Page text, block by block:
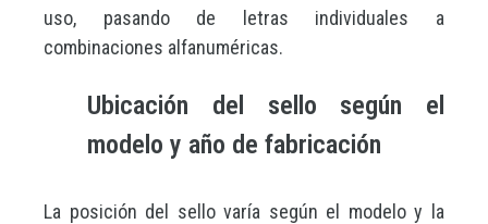
uso, pasando de letras individuales a
combinaciones alfanuméricas.
Ubicación del sello según el
modelo y año de fabricación
La posición del sello varía según el modelo y la